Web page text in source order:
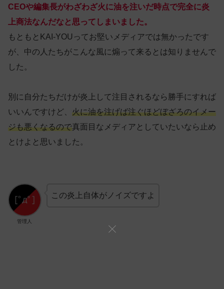
CEOや編集長がわざわざ火に油を注いだ時点で完全に炎
上商法なんだなと思ってしまいました。
もともとKAI-YOUってお堅いメディアでは無かったです
が、中の人たちがこんな風に煽って来るとは知りませんで
した。
別に自分たちだけが炎上して注目されるなら勝手にすれば
いいんですけど、 火に油を注げば注ぐほどぼざろのイメー
ジも悪くなるので真面目なメディアとしていたいなら止め
とけよと思いました。
管理人
この炎上自体がノイズですよ